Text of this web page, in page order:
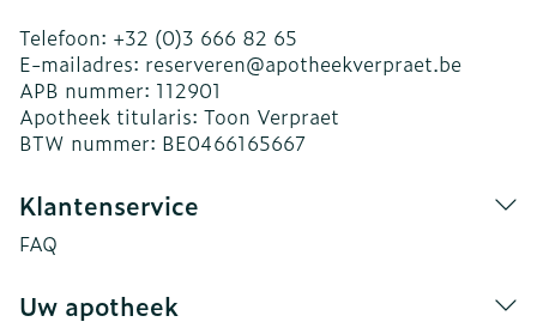
Telefoon: +32 (0)3 666 82 65
E-mailadres: reserveren@apotheekverpraet.be
APB nummer: 112901
Apotheek titularis: Toon Verpraet
BTW nummer: BE0466165667
Klantenservice
FAQ
Uw apotheek